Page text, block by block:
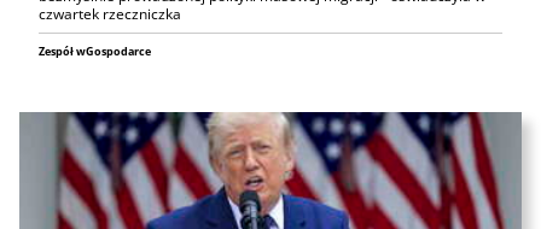
czwartek rzeczniczka
Zespół wGospodarce